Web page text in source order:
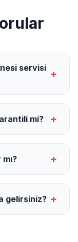
servisi +
mi? +
+
gelirsiniz? +